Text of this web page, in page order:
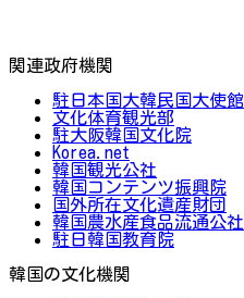
関連政府機関
駐日本国大韓民国大使館
文化体育観光部
駐大阪韓国文化院
Korea.net
韓国観光公社
韓国コンテンツ振興院
国外所在文化遺産財団
韓国農水産食品流通公社
駐日韓国教育院
韓国の文化機関